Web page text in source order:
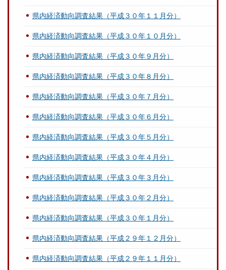
県内経済動向調査結果（平成３０年１１月分）
県内経済動向調査結果（平成３０年１０月分）
県内経済動向調査結果（平成３０年９月分）
県内経済動向調査結果（平成３０年８月分）
県内経済動向調査結果（平成３０年７月分）
県内経済動向調査結果（平成３０年６月分）
県内経済動向調査結果（平成３０年５月分）
県内経済動向調査結果（平成３０年４月分）
県内経済動向調査結果（平成３０年３月分）
県内経済動向調査結果（平成３０年２月分）
県内経済動向調査結果（平成３０年１月分）
県内経済動向調査結果（平成２９年１２月分）
県内経済動向調査結果（平成２９年１１月分）